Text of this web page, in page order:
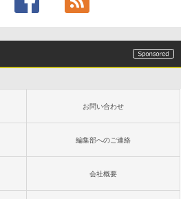
お問い合わせ
編集部へのご連絡
会社概要